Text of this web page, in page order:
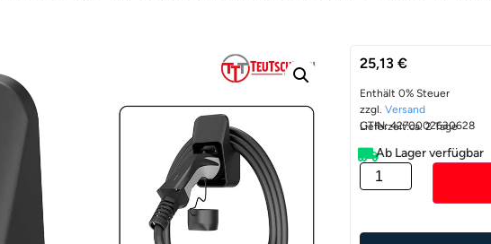
25,13 €
Enthält 0% Steuer
zzgl. Versand
GTIN: 4270002630628
Lieferzeit:ca. 2 Tage
Ab Lager verfügbar